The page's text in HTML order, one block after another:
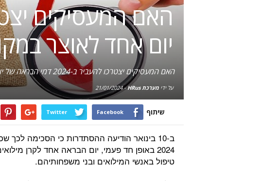
האם המעסיקים
יום אחד לאוצר
האם המעסיקים יצטרכו להעביר ב-2024 דמי הבראה של יום אחד לאוצר במקום לעובדים
על ידימערכת HRus -
21/01/2024
שיתוף Facebook
Twitter
ב-10 בינואר הודיעה ההסתדרות כי הסכימה
2024 באופן חד פעמי, יום הבראה אחד לקרן
טיפול באנשי המילואים ובני משפחותיהם.